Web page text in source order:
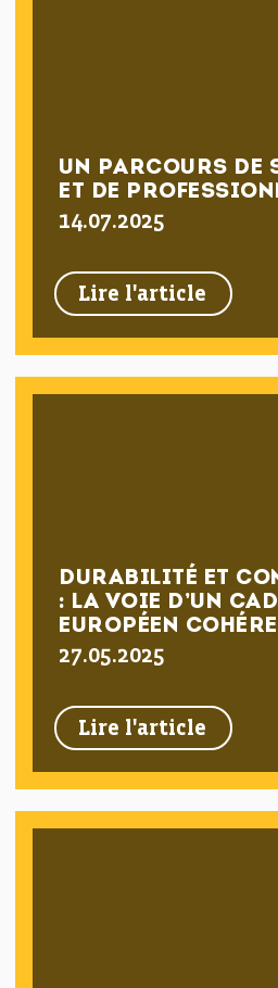
UN PARCOURS DE
ET DE
Lire l'article
14.07.2025
DURABILITÉ ET
: LA VOIE D’UN
EUROPÉEN
Lire l'article
27.05.2025